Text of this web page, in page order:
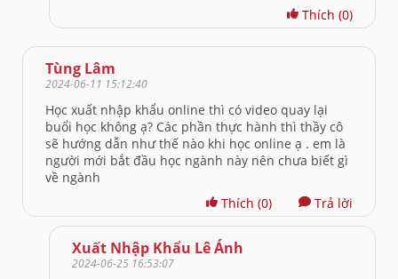
Thích (0)
Tùng Lâm
2024-06-11 15:12:40
Học xuất nhập khẩu online thì có video quay lại
buổi học không ạ? Các phần thực hành thì thầy cô
sẽ hướng dẫn như thế nào khi học online ạ . em là
người mới bắt đầu học ngành này nên chưa biết gì
về ngành
Thích (0) Trả lời
Xuất Nhập Khẩu Lê Ánh
2024-06-25 16:53:07